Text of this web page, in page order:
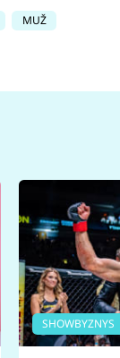
MUŽ
SHOWBYZNYS